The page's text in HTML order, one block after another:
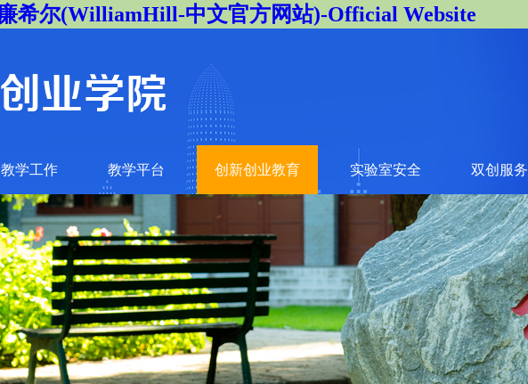
希尔(WilliamHill-中文官方网站)-Official Website
教学工作 教学平台 创新创业教育 实验室安全 双创服务